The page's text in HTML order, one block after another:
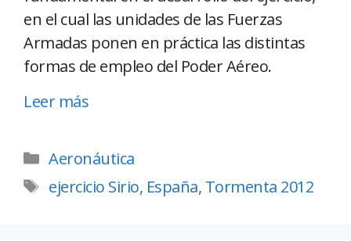
en el cual las unidades de las Fuerzas
Armadas ponen en práctica las distintas
formas de empleo del Poder Aéreo.
Leer más
Aeronáutica
ejercicio Sirio, España, Tormenta 2012